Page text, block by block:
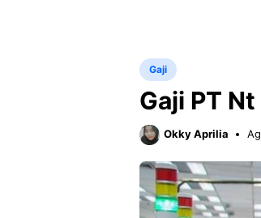
Gaji
Gaji PT
Okky Aprilia